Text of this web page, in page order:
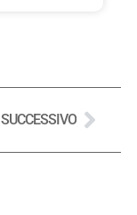
SUCCESSIVO